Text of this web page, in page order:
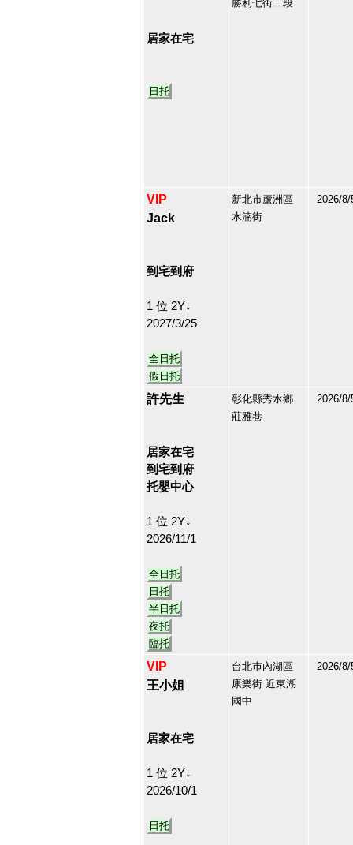
居家在宅
日托
勝利七街二段
VIP
Jack
到宅到府
1 位 2Y↓
2027/3/25
全日托
假日托
新北市蘆洲區
水湳街
2026/8/
許先生
居家在宅
到宅到府
托嬰中心
1 位 2Y↓
2026/11/1
全日托
日托
半日托
夜托
臨托
彰化縣秀水鄉
莊雅巷
2026/8/
VIP
王小姐
居家在宅
1 位 2Y↓
2026/10/1
日托
台北巿內湖區
康樂街 近東湖
國中
2026/8/